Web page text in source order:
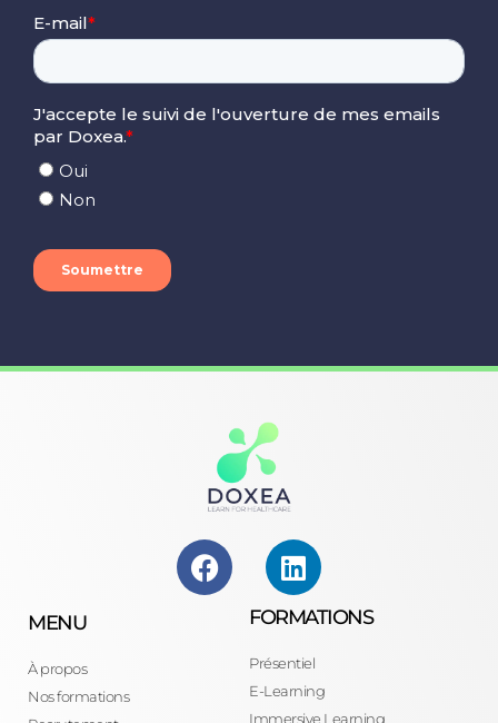
MENU
À propos
Nos formations
FORMATIONS
Présentiel
E-Learning
Immersive Learning